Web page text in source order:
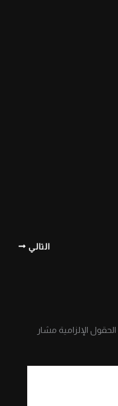
التالي
الحقول الإلزامية مشار